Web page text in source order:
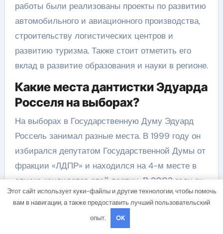
работы были реализованы проекты по развитию
автомобильного и авиационного производства,
строительству логистических центров и
развитию туризма. Также стоит отметить его
вклад в развитие образования и науки в регионе.
Какие места дантистки Эдуарда
Росселя на выборах?
На выборах в Государственную Думу Эдуард
Россель занимал разные места. В 1999 году он
избирался депутатом Государственной Думы от
фракции «ЛДПР» и находился на 4-м месте в
списке кандидатов этой партии. В 2003 году он
снова был избран депутатом Государственной
Думы, но уже от партии «Единая Россия» и
Этот сайт использует куки-файлы и другие технологии, чтобы помочь
вам в навигации, а также предоставить лучший пользовательский
опыт.
OK